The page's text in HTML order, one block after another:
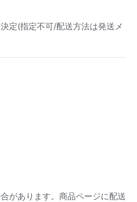
定(指定不可/配送方法は発送メ
があります。商品ページに配送